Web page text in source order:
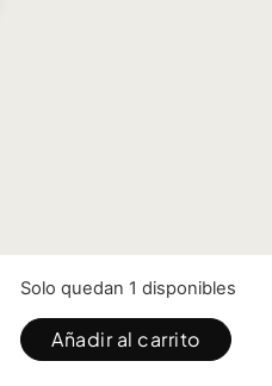
Solo quedan 1 disponibles
Añadir al carrito